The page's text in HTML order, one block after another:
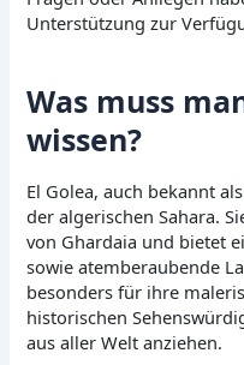
Unterstützung zur
Was muss
wissen?
El Golea, auch bekannt
der algerischen Sahara.
von Ghardaia und bietet
sowie atemberaubende
besonders für ihre
historischen
aus aller Welt anziehen.